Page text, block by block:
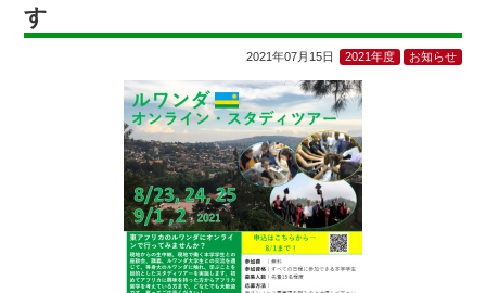
す
2021年07月15日 2021年度 お知らせ